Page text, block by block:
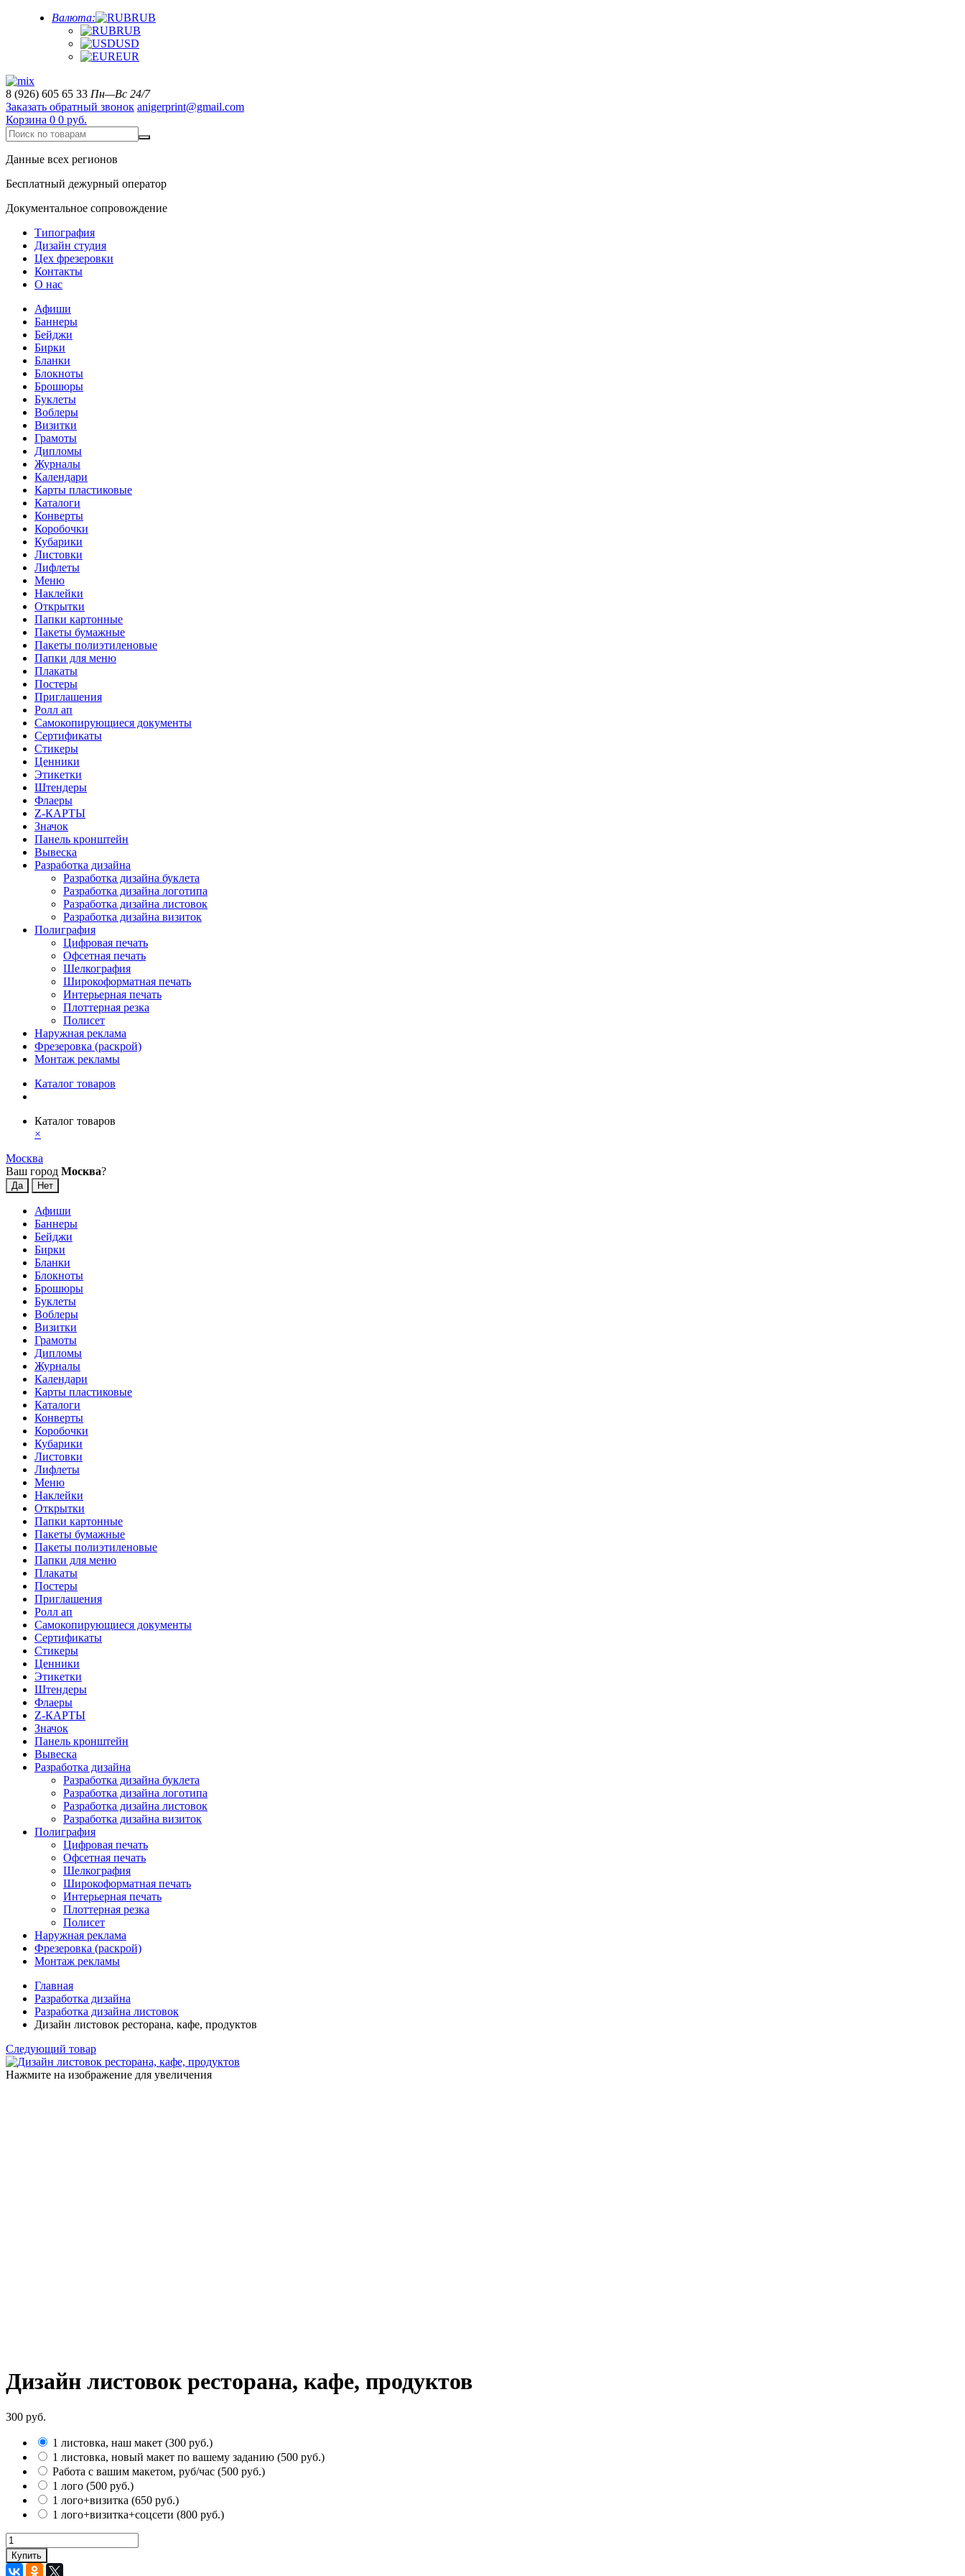
Валюта:
RUB
RUB
USD
EUR
8 (926) 605 65 33 Пн—Вс 24/7
Заказать обратный звонок anigerprint@gmail.com
Корзина 0 0 руб.
Данные всех регионов
Бесплатный дежурный оператор
Документальное сопровождение
Типография
Дизайн студия
Цех фрезеровки
Контакты
О нас
Афиши
Баннеры
Бейджи
Бирки
Бланки
Блокноты
Брошюры
Буклеты
Воблеры
Визитки
Грамоты
Дипломы
Журналы
Календари
Карты пластиковые
Каталоги
Конверты
Коробочки
Кубарики
Листовки
Лифлеты
Меню
Наклейки
Открытки
Папки картонные
Пакеты бумажные
Пакеты полиэтиленовые
Папки для меню
Плакаты
Постеры
Приглашения
Ролл ап
Самокопирующиеся документы
Сертификаты
Стикеры
Ценники
Этикетки
Штендеры
Флаеры
Z-КАРТЫ
Значок
Панель кронштейн
Вывеска
Разработка дизайна
Разработка дизайна буклета
Разработка дизайна логотипа
Разработка дизайна листовок
Разработка дизайна визиток
Полиграфия
Цифровая печать
Офсетная печать
Шелкография
Широкоформатная печать
Интерьерная печать
Плоттерная резка
Полисет
Наружная реклама
Фрезеровка (раскрой)
Монтаж рекламы
Каталог товаров
Каталог товаров
×
Москва
Ваш город Москва?
Афиши
Баннеры
Бейджи
Бирки
Бланки
Блокноты
Брошюры
Буклеты
Воблеры
Визитки
Грамоты
Дипломы
Журналы
Календари
Карты пластиковые
Каталоги
Конверты
Коробочки
Кубарики
Листовки
Лифлеты
Меню
Наклейки
Открытки
Папки картонные
Пакеты бумажные
Пакеты полиэтиленовые
Папки для меню
Плакаты
Постеры
Приглашения
Ролл ап
Самокопирующиеся документы
Сертификаты
Стикеры
Ценники
Этикетки
Штендеры
Флаеры
Z-КАРТЫ
Значок
Панель кронштейн
Вывеска
Разработка дизайна
Разработка дизайна буклета
Разработка дизайна логотипа
Разработка дизайна листовок
Разработка дизайна визиток
Полиграфия
Цифровая печать
Офсетная печать
Шелкография
Широкоформатная печать
Интерьерная печать
Плоттерная резка
Полисет
Наружная реклама
Фрезеровка (раскрой)
Монтаж рекламы
Главная
Разработка дизайна
Разработка дизайна листовок
Дизайн листовок ресторана, кафе, продуктов
Следующий товар
Нажмите на изображение для увеличения
Дизайн листовок ресторана, кафе, продуктов
300 руб.
1 листовка, наш макет (300 руб.)
1 листовка, новый макет по вашему заданию (500 руб.)
Работа с вашим макетом, руб/час (500 руб.)
1 лого (500 руб.)
1 лого+визитка (650 руб.)
1 лого+визитка+соцсети (800 руб.)
Купить